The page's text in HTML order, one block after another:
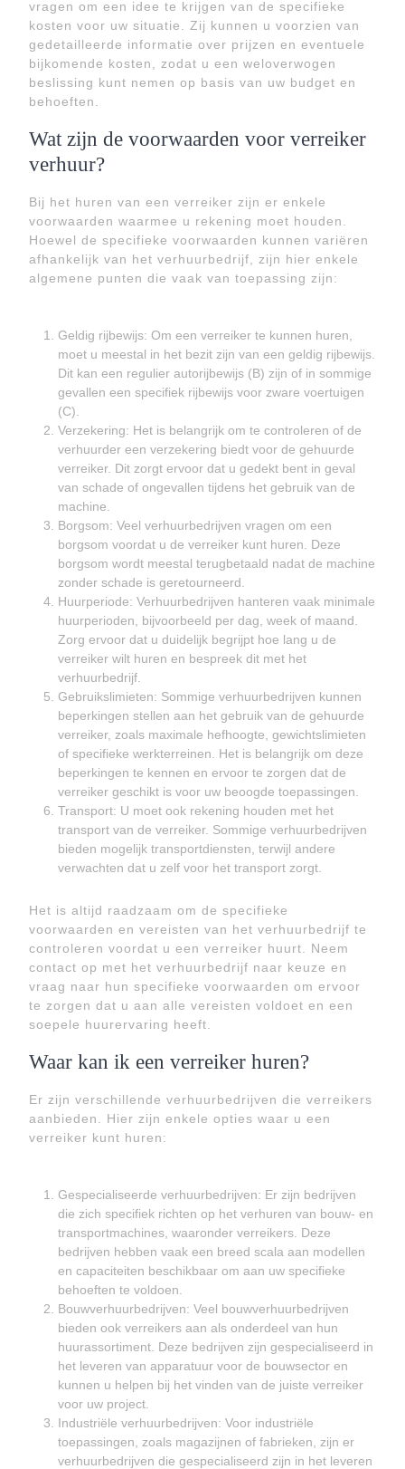
vragen om een idee te krijgen van de specifieke
kosten voor uw situatie. Zij kunnen u voorzien van
gedetailleerde informatie over prijzen en eventuele
bijkomende kosten, zodat u een weloverwogen
beslissing kunt nemen op basis van uw budget en
behoeften.
Wat zijn de voorwaarden voor verreiker
verhuur?
Bij het huren van een verreiker zijn er enkele
voorwaarden waarmee u rekening moet houden.
Hoewel de specifieke voorwaarden kunnen variëren
afhankelijk van het verhuurbedrijf, zijn hier enkele
algemene punten die vaak van toepassing zijn:
Geldig rijbewijs: Om een verreiker te kunnen huren,
moet u meestal in het bezit zijn van een geldig rijbewijs.
Dit kan een regulier autorijbewijs (B) zijn of in sommige
gevallen een specifiek rijbewijs voor zware voertuigen
(C).
Verzekering: Het is belangrijk om te controleren of de
verhuurder een verzekering biedt voor de gehuurde
verreiker. Dit zorgt ervoor dat u gedekt bent in geval
van schade of ongevallen tijdens het gebruik van de
machine.
Borgsom: Veel verhuurbedrijven vragen om een
borgsom voordat u de verreiker kunt huren. Deze
borgsom wordt meestal terugbetaald nadat de machine
zonder schade is geretourneerd.
Huurperiode: Verhuurbedrijven hanteren vaak minimale
huurperioden, bijvoorbeeld per dag, week of maand.
Zorg ervoor dat u duidelijk begrijpt hoe lang u de
verreiker wilt huren en bespreek dit met het
verhuurbedrijf.
Gebruikslimieten: Sommige verhuurbedrijven kunnen
beperkingen stellen aan het gebruik van de gehuurde
verreiker, zoals maximale hefhoogte, gewichtslimieten
of specifieke werkterreinen. Het is belangrijk om deze
beperkingen te kennen en ervoor te zorgen dat de
verreiker geschikt is voor uw beoogde toepassingen.
Transport: U moet ook rekening houden met het
transport van de verreiker. Sommige verhuurbedrijven
bieden mogelijk transportdiensten, terwijl andere
verwachten dat u zelf voor het transport zorgt.
Het is altijd raadzaam om de specifieke
voorwaarden en vereisten van het verhuurbedrijf te
controleren voordat u een verreiker huurt. Neem
contact op met het verhuurbedrijf naar keuze en
vraag naar hun specifieke voorwaarden om ervoor
te zorgen dat u aan alle vereisten voldoet en een
soepele huurervaring heeft.
Waar kan ik een verreiker huren?
Er zijn verschillende verhuurbedrijven die verreikers
aanbieden. Hier zijn enkele opties waar u een
verreiker kunt huren:
Gespecialiseerde verhuurbedrijven: Er zijn bedrijven
die zich specifiek richten op het verhuren van bouw- en
transportmachines, waaronder verreikers. Deze
bedrijven hebben vaak een breed scala aan modellen
en capaciteiten beschikbaar om aan uw specifieke
behoeften te voldoen.
Bouwverhuurbedrijven: Veel bouwverhuurbedrijven
bieden ook verreikers aan als onderdeel van hun
huurassortiment. Deze bedrijven zijn gespecialiseerd in
het leveren van apparatuur voor de bouwsector en
kunnen u helpen bij het vinden van de juiste verreiker
voor uw project.
Industriële verhuurbedrijven: Voor industriële
toepassingen, zoals magazijnen of fabrieken, zijn er
verhuurbedrijven die gespecialiseerd zijn in het leveren